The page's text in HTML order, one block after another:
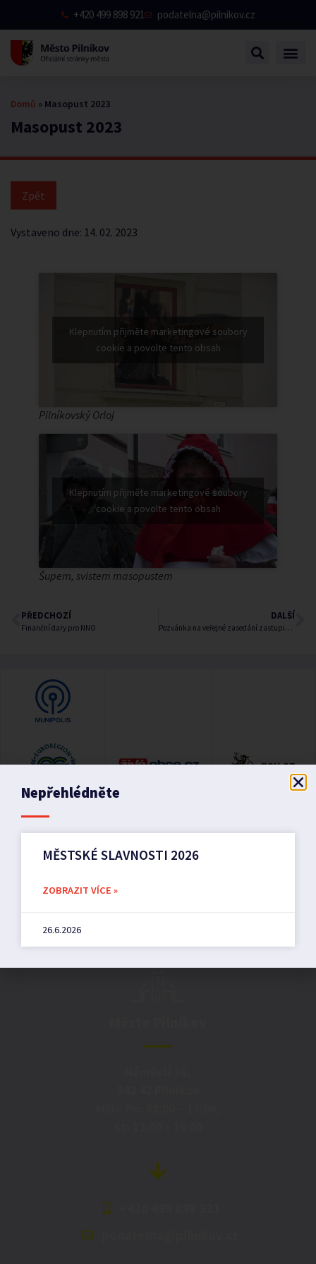
+420 499 898 921 podatelna@pilnikov.cz
Masopust 2023
Domů » Masopust 2023
Vystaveno dne: 14. 02. 2023
Klepnutím přijměte marketingové soubory
cookie a povolte tento obsah
Pilníkovský Orloj
Klepnutím přijměte marketingové soubory
cookie a povolte tento obsah
Šupem, svistem masopustem
PŘEDCHOZÍ
Finanční dary pro NNO
DALŠÍ
Pozvánka na veřejné zasedání zastupitelstva
Nepřehlédněte
MĚSTSKÉ SLAVNOSTI 2026
ZOBRAZIT VÍCE »
26.6.2026